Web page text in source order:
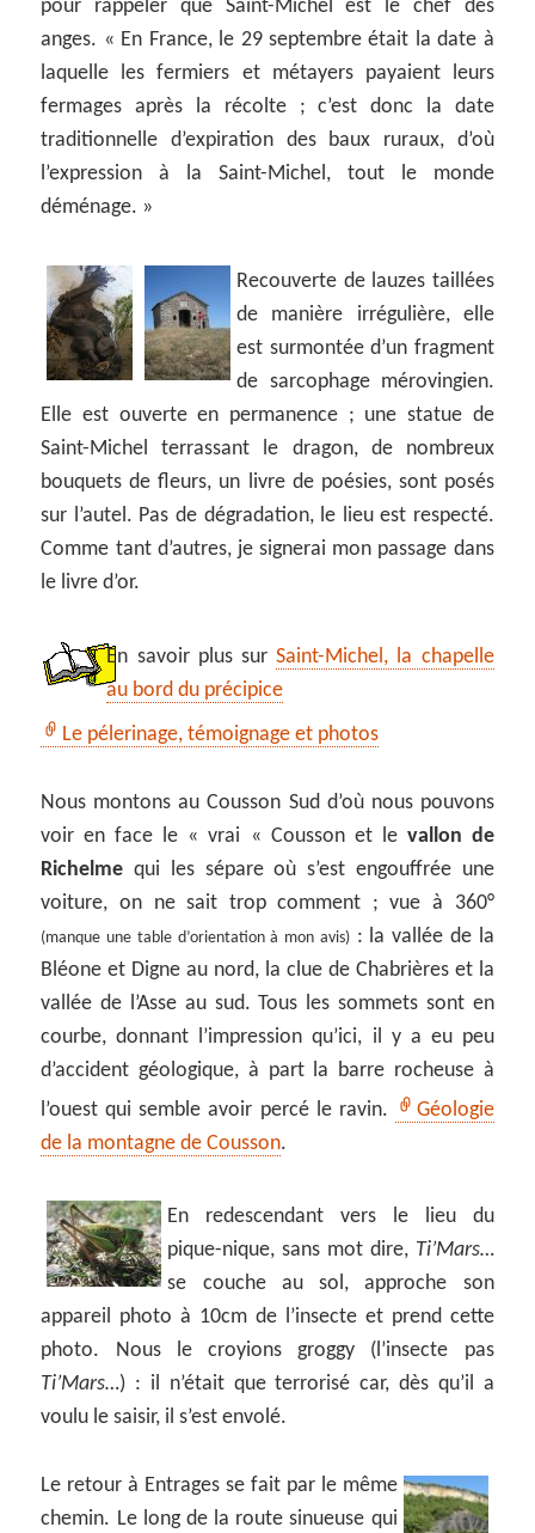
pour rappeler que Saint-Michel est le chef des
anges. « En France, le 29 septembre était la date à
laquelle les fermiers et métayers payaient leurs
fermages après la récolte ; c’est donc la date
traditionnelle d’expiration des baux ruraux, d’où
l’expression à la Saint-Michel, tout le monde
déménage. »
Recouverte de lauzes taillées
de manière irrégulière, elle
est surmontée d’un fragment
de sarcophage mérovingien.
Elle est ouverte en permanence ; une statue de
Saint-Michel terrassant le dragon, de nombreux
bouquets de fleurs, un livre de poésies, sont posés
sur l’autel. Pas de dégradation, le lieu est respecté.
Comme tant d’autres, je signerai mon passage dans
le livre d’or.
En savoir plus surSaint-Michel, la chapelle
au bord du précipice
Le pélerinage, témoignage et photos
Nous montons au Cousson Sud d’où nous pouvons
voir en face le « vrai « Cousson et le vallon de
Richelme qui les sépare où s’est engouffrée une
voiture, on ne sait trop comment ; vue à 360°
(manque une table d’orientation à mon avis): la vallée de la
Bléone et Digne au nord, la clue de Chabrières et la
vallée de l’Asse au sud. Tous les sommets sont en
courbe, donnant l’impression qu’ici, il y a eu peu
d’accident géologique, à part la barre rocheuse à
l’ouest qui semble avoir percé le ravin.
Géologie
de la montagne de Cousson.
En redescendant vers le lieu du
pique-nique, sans mot dire, Ti’Mars…
se couche au sol, approche son
appareil photo à 10cm de l’insecte et prend cette
photo. Nous le croyions groggy (l’insecte pas
Ti’Mars…) : il n’était que terrorisé car, dès qu’il a
voulu le saisir, il s’est envolé.
Le retour à Entrages se fait par le même
chemin. Le long de la route sinueuse qui